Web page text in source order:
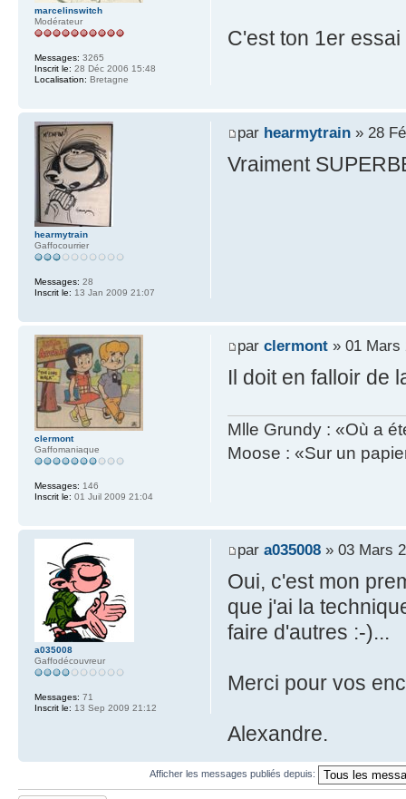
C'est ton 1er essai
marcelinswitch
Modérateur
Messages: 3265
Inscrit le: 28 Déc 2006 15:48
Localisation: Bretagne
par hearmytrain» 28
Vraiment
hearmytrain
Gaffocourrier
Messages: 28
Inscrit le: 13 Jan 2009 21:07
par clermont» 01 Mars
Il doit en falloir de
Mlle Grundy : «Où a
Moose : «Sur un
clermont
Gaffomaniaque
Messages: 146
Inscrit le: 01 Juil 2009 21:04
par a035008» 03 Mars
Oui, c'est mon
que j'ai la
faire d'autres :-)...
Merci pour vos
Alexandre.
a035008
Gaffodécouvreur
Messages: 71
Inscrit le: 13 Sep 2009 21:12
Afficher les messages publiés depuis: